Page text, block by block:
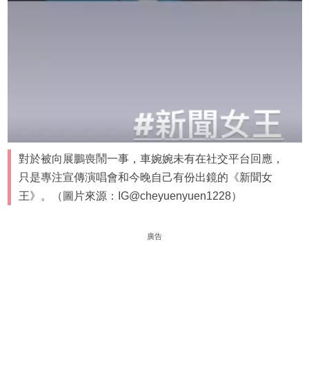
對於被向展鵬喪鬧一事，車婉婉未有在社交平台回應，
只是專注宣傳演唱會和今晚自己有份出鏡的《新聞女
王》。（圖片來源：IG@cheyuenyuen1228）
廣告